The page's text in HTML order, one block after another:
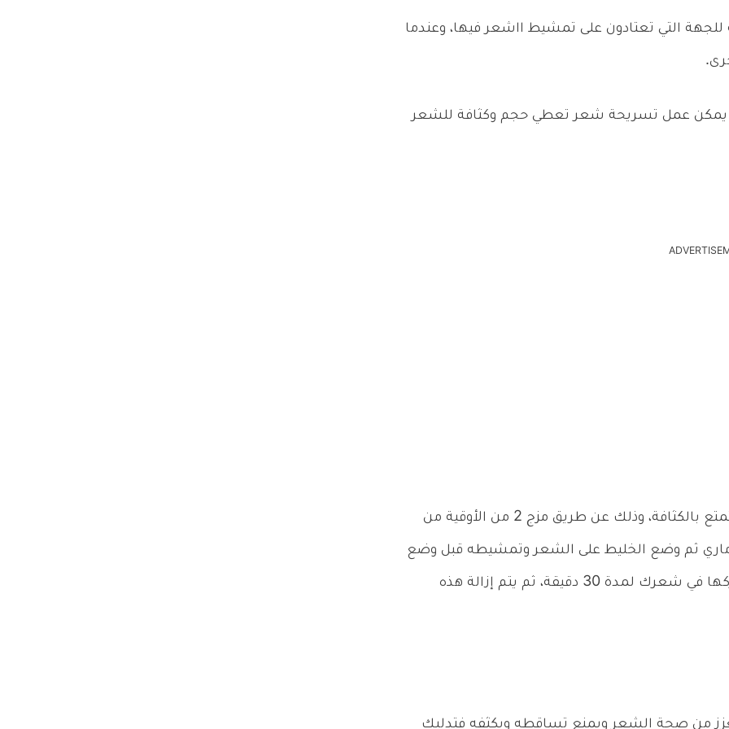
التي تعتادون على تمشيط ااشعر فيها، وعندما
يمكن عمل تسريحة شعر تعطي حجم وكثافة للشعر
يمكن استخدم محلول لشعرك لإعطاءه مظهر يتمتع بالكثافة، وذلك عن طريق مزج 2 من الأوقية من
من زيت الروزماري ثم وضع الخليط على الشعر وتمشيطه قبل وضع
بكرات الشعر، ويمكن استخدام بكرات الشعر وتركها في شعرك لمدة 30 دقيقة، ثم يتم إزالة هذه
من صحة الشعر ويمنع تساقطه ويكثفه فتدليك